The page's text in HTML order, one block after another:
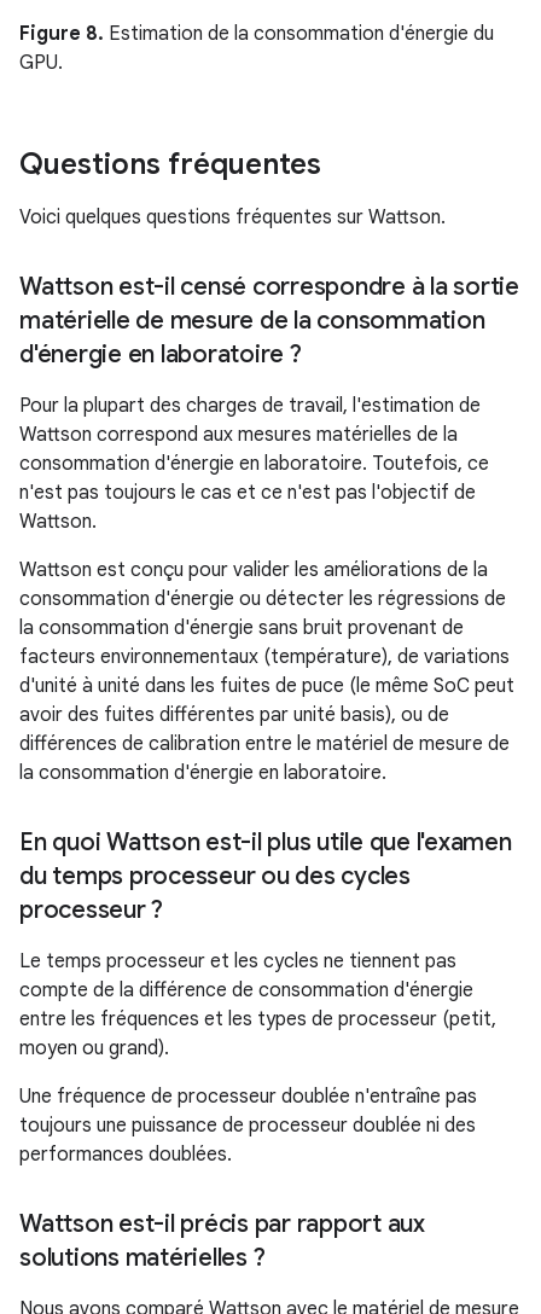
Figure 8. Estimation de la consommation d'énergie du
GPU.
Questions fréquentes
Voici quelques questions fréquentes sur Wattson.
Wattson est-il censé correspondre à la sortie
matérielle de mesure de la consommation
d'énergie en laboratoire ?
Pour la plupart des charges de travail, l'estimation de
Wattson correspond aux mesures matérielles de la
consommation d'énergie en laboratoire. Toutefois, ce
n'est pas toujours le cas et ce n'est pas l'objectif de
Wattson.
Wattson est conçu pour valider les améliorations de la
consommation d'énergie ou détecter les régressions de
la consommation d'énergie sans bruit provenant de
facteurs environnementaux (température), de variations
d'unité à unité dans les fuites de puce (le même SoC peut
avoir des fuites différentes par unité basis), ou de
différences de calibration entre le matériel de mesure de
la consommation d'énergie en laboratoire.
En quoi Wattson est-il plus utile que l'examen
du temps processeur ou des cycles
processeur ?
Le temps processeur et les cycles ne tiennent pas
compte de la différence de consommation d'énergie
entre les fréquences et les types de processeur (petit,
moyen ou grand).
Une fréquence de processeur doublée n'entraîne pas
toujours une puissance de processeur doublée ni des
performances doublées.
Wattson est-il précis par rapport aux
solutions matérielles ?
Nous avons comparé Wattson avec le matériel de mesure